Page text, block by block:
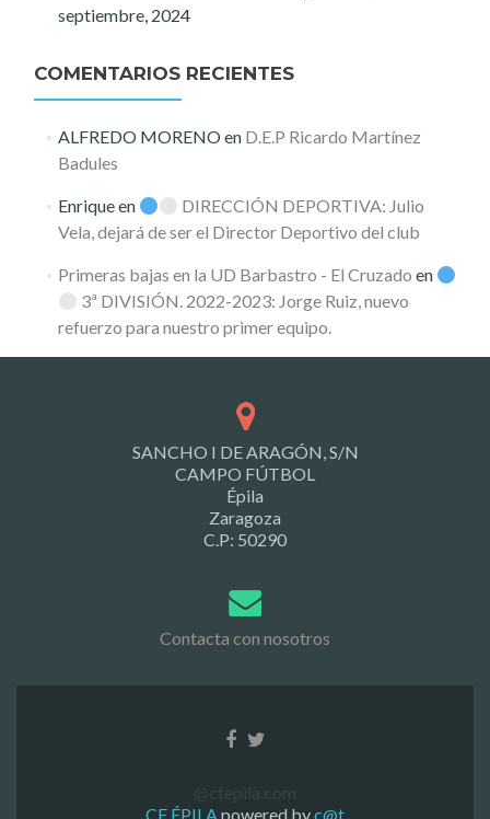
septiembre, 2024
COMENTARIOS RECIENTES
ALFREDO MORENOen D.E.P Ricardo Martínez
Badules
Enriqueen
DIRECCIÓN DEPORTIVA: Julio
Vela, dejará de ser el Director Deportivo del club
Primeras bajas en la UD Barbastro - El Cruzado en
3ª DIVISIÓN. 2022-2023: Jorge Ruiz, nuevo
refuerzo para nuestro primer equipo.
SANCHO I DE ARAGÓN, S/N
CAMPO FÚTBOL
Épila
Zaragoza
C.P: 50290
Contacta con nosotros
CF ÉPILA powered byc@t